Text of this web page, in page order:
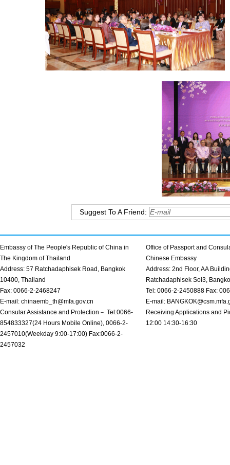
Suggest To A Friend:
Embassy of The People's Republic of China in
The Kingdom of Thailand
Address: 57 Ratchadaphisek Road, Bangkok
10400, Thailand
Fax: 0066-2-2468247
E-mail: chinaemb_th@mfa.gov.cn
Consular Assistance and Protection－ Tel:0066-
854833327(24 Hours Mobile Online), 0066-2-
2457010(Weekday 9:00-17:00) Fax:0066-2-
2457032
Office of Passport and
Chinese Embassy
Address: 2nd Floor, AA
Ratchadaphisek Soi3,
Tel: 0066-2-2450888 Fax:
E-mail:
Receiving Applications and
12:00 14:30-16:30